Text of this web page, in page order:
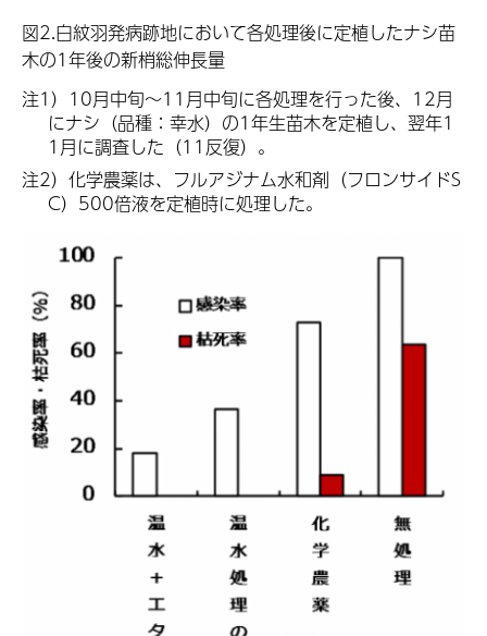
図2.白紋羽発病跡地において各処理後に定植したナシ苗
木の1年後の新梢総伸長量
注1）10月中旬～11月中旬に各処理を行った後、12月
にナシ（品種：幸水）の1年生苗木を定植し、翌年1
1月に調査した（11反復）。
注2）化学農薬は、フルアジナム水和剤（フロンサイドS
C）500倍液を定植時に処理した。